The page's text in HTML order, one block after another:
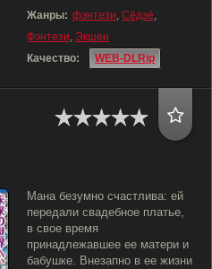
Жанры: фэнтези, Сёдзё,
Фэнтези, Экшен
Качество:
WEB-DLRip
Мана безумно счастлива: ей
передали свадебное платье,
в свое время
принадлежавшее ее матери и
бабушке. Внезапно в ее жизни